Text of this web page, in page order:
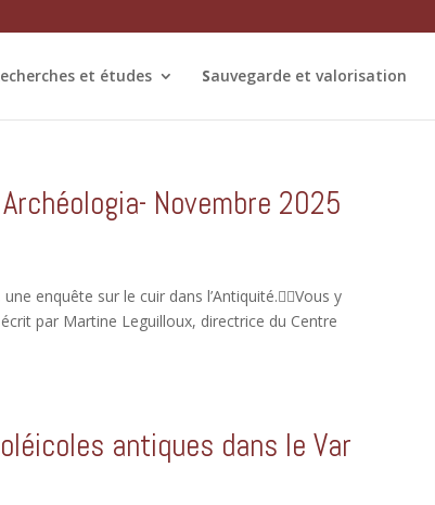
echerches et études Sauvegarde et valorisation
Novembre 2025
enquête sur le cuir dans l’Antiquité.✍🏻Vous y
par Martine Leguilloux, directrice du Centre
antiques dans le Var